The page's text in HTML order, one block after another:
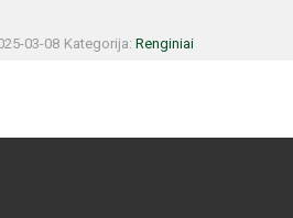
03-08 Kategorija: Renginiai